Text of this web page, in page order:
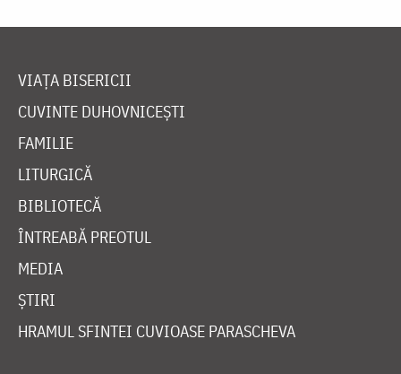
VIAȚA BISERICII
CUVINTE DUHOVNICEȘTI
FAMILIE
LITURGICĂ
BIBLIOTECĂ
ÎNTREABĂ PREOTUL
MEDIA
ȘTIRI
HRAMUL SFINTEI CUVIOASE PARASCHEVA